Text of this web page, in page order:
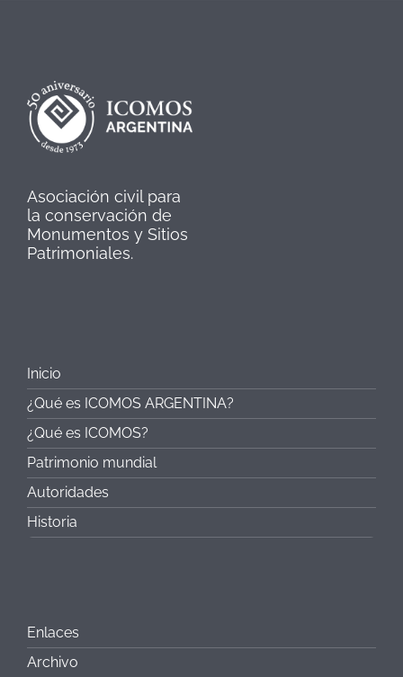
Asociación civil para
la conservación de
Monumentos y Sitios
Patrimoniales.
Inicio
¿Qué es ICOMOS ARGENTINA?
¿Qué es ICOMOS?
Patrimonio mundial
Autoridades
Historia
Enlaces
Archivo